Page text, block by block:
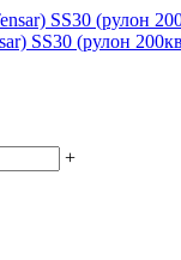
SS30 (рулон
+